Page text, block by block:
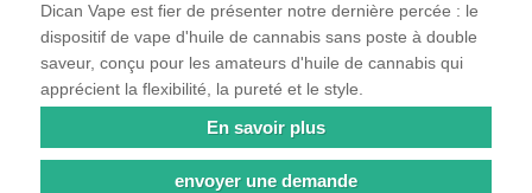
Dican Vape est fier de présenter notre dernière percée : le
dispositif de vape d'huile de cannabis sans poste à double
saveur, conçu pour les amateurs d'huile de cannabis qui
apprécient la flexibilité, la pureté et le style.
En savoir plus
envoyer une demande